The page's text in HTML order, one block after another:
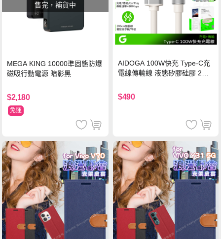
售完，補貨中
MEGA KING 10000準固態防爆
磁吸行動電源 暗影黑
$2,180
免運
AIDOGA 100W快充 Type-C充
電線傳輸線 液態矽膠硅膠 2M
$490